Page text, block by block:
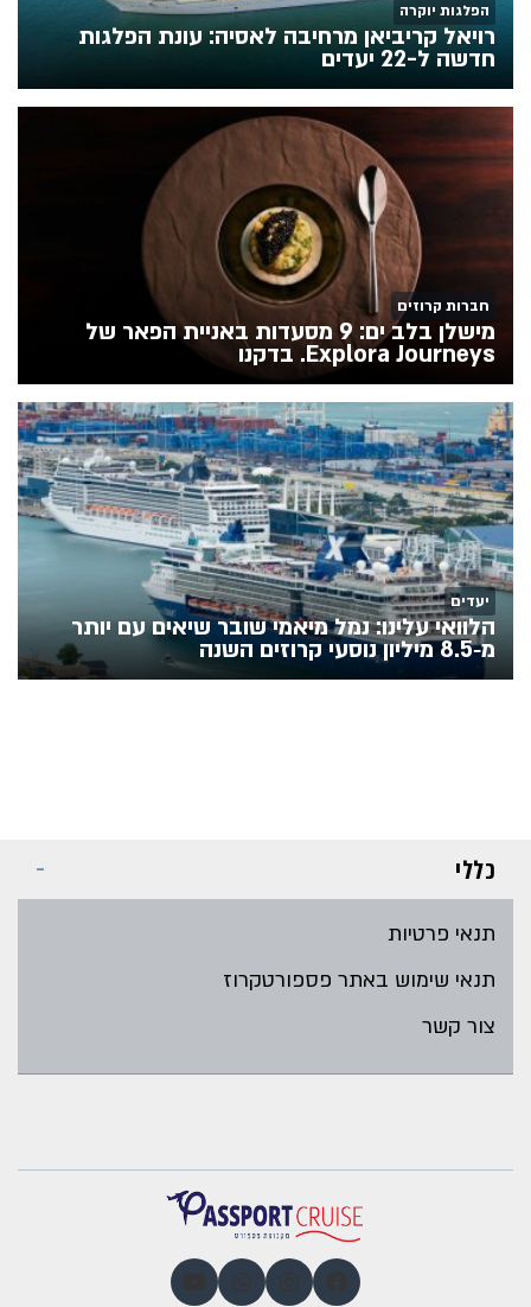
הפלגות יוקרה
רויאל קריביאן מרחיבה לאסיה: עונת הפלגות
חדשה ל-22 יעדים
חברות קרוזים
מישלן בלב ים: 9 מסעדות באניית הפאר של
Explora Journeys. בדקנו
יעדים
הלוואי עלינו: נמל מיאמי שובר שיאים עם יותר
מ‑8.5 מיליון נוסעי קרוזים השנה
כללי
תנאי פרטיות
תנאי שימוש באתר פספורטקרוז
צור קשר